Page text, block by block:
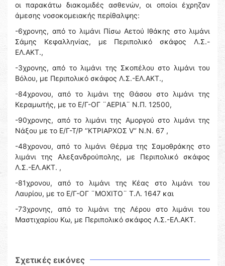
οι παρακάτω διακομιδές ασθενών, οι οποίοι έχρηζαν
άμεσης νοσοκομειακής περίθαλψης:
-6χρονης, από το λιμάνι Πίσω Αετού Ιθάκης στο λιμάνι
Σάμης Κεφαλληνίας, με Περιπολικό σκάφος Λ.Σ.-
ΕΛ.ΑΚΤ.,
-3χρονης, από το λιμάνι της Σκοπέλου στο λιμάνι του
Βόλου, με Περιπολικό σκάφος Λ.Σ.-ΕΛ.ΑΚΤ.,
-84χρονου, από το λιμάνι της Θάσου στο λιμάνι της
Κεραμωτής, με το Ε/Γ-ΟΓ ¨ΑΕΡΙΑ¨ Ν.Π. 12500,
-90χρονης, από το λιμάνι της Αμοργού στο λιμάνι της
Νάξου με το Ε/Γ-Τ/Ρ ‘’ΚΤΡΙΑΡΧΟΣ V‘’ Ν.Ν. 67 ,
-48χρονου, από το λιμάνι Θέρμα της Σαμοθράκης στο
λιμάνι της Αλεξανδρούπολης, με Περιπολικό σκάφος
Λ.Σ.-ΕΛ.ΑΚΤ. ,
-81χρονου, από το λιμάνι της Κέας στο λιμάνι του
Λαυρίου, με το Ε/Γ-ΟΓ ¨ΜΟΧΙΤΟ¨ Τ.Λ. 1647 και
-73χρονης, από το λιμάνι της Λέρου στο λιμάνι του
Μαστιχαρίου Κω, με Περιπολικό σκάφος Λ.Σ.-ΕΛ.ΑΚΤ.
Σχετικές εικόνες